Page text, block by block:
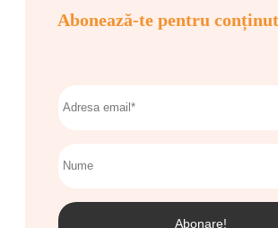
Abonează-te pentru